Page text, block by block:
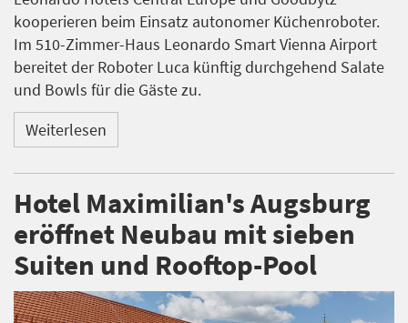
kooperieren beim Einsatz autonomer Küchenroboter.
Im 510-Zimmer-Haus Leonardo Smart Vienna Airport
bereitet der Roboter Luca künftig durchgehend Salate
und Bowls für die Gäste zu.
Weiterlesen
Hotel Maximilian's Augsburg
eröffnet Neubau mit sieben
Suiten und Rooftop-Pool